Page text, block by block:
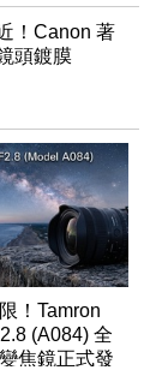
！Canon 著
頭鍍膜
！Tamron
(A084) 全
焦鏡正式發